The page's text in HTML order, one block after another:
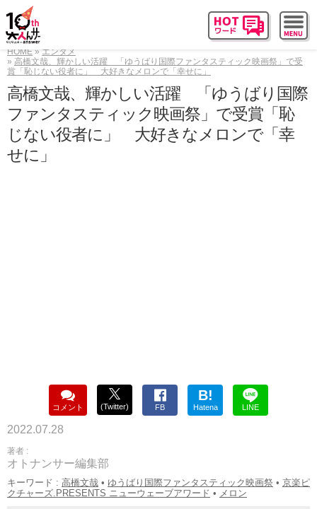
HOME
エンタメ
高橋文哉、輝かしい活躍 「ゆうばり国際ファンタスティック映画祭」で受
賞「恥じない役者に」 大好きなメロンで「幸せに」
高橋文哉、輝かしい活躍 「ゆうばり国際
ファンタスティック映画祭」で受賞「恥
じない役者に」 大好きなメロンで「幸
せに」
コメント (Twitter) FB
B!
Hatena LINE
2022.07.28
著者 :
オトナンサー編集部
キーワード : 高橋文哉 • ゆうばり国際ファンタスティック映画祭 • 京楽ピ
クチャーズ.PRESENTS ニューウェーブアワード • メロン